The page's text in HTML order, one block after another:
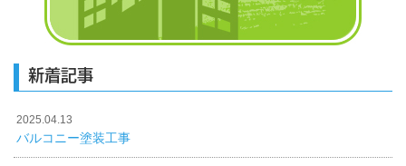
新着記事
2025.04.13
バルコニー塗装工事